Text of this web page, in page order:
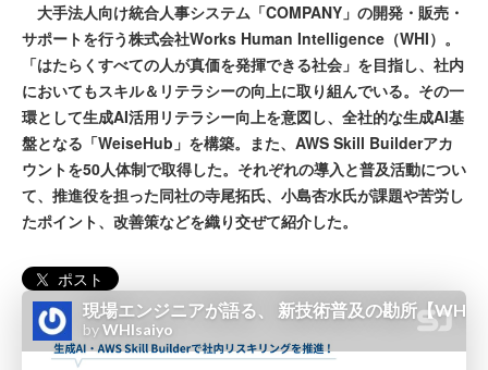
大手法人向け統合人事システム「COMPANY」の開発・販売・
サポートを行う株式会社Works Human Intelligence（WHI）。
「はたらくすべての人が真価を発揮できる社会」を目指し、社内
においてもスキル＆リテラシーの向上に取り組んでいる。その一
環として生成AI活用リテラシー向上を意図し、全社的な生成AI基
盤となる「WeiseHub」を構築。また、AWS Skill Builderアカ
ウントを50人体制で取得した。それぞれの導入と普及活動につい
て、推進役を担った同社の寺尾拓氏、小島杏水氏が課題や苦労し
たポイント、改善策などを織り交ぜて紹介した。
ポスト